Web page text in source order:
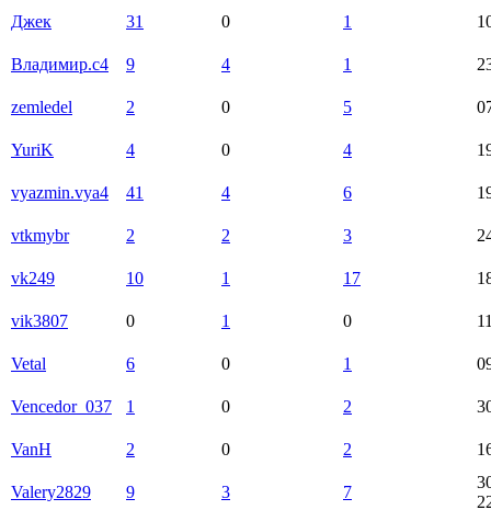
Джек 31 0 1
Владимир.с4 9 4 1
zemledel 2 0 5
YuriK 4 0 4
vyazmin.vya4 41 4 6
vtkmybr 2 2 3
vk249 10 1 17
vik3807 0 1 0
Vetal 6 0 1
Vencedor_037 1 0 2
VanH 2 0 2
Valery2829 9 3 7